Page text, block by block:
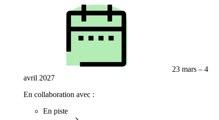
23 mars – 4
avril 2027
En collaboration avec :
En piste